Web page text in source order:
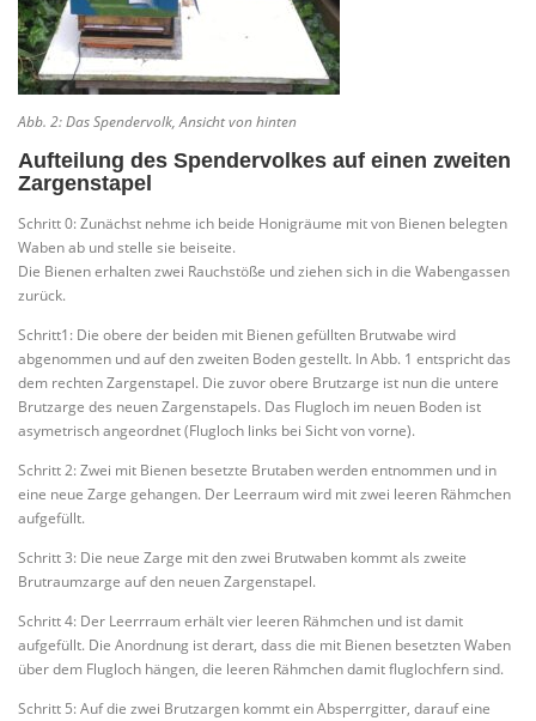
Abb. 2: Das Spendervolk, Ansicht von hinten
Aufteilung des Spendervolkes auf einen zweiten
Zargenstapel
Schritt 0: Zunächst nehme ich beide Honigräume mit von Bienen belegten
Waben ab und stelle sie beiseite.
Die Bienen erhalten zwei Rauchstöße und ziehen sich in die Wabengassen
zurück.
Schritt1: Die obere der beiden mit Bienen gefüllten Brutwabe wird
abgenommen und auf den zweiten Boden gestellt. In Abb. 1 entspricht das
dem rechten Zargenstapel. Die zuvor obere Brutzarge ist nun die untere
Brutzarge des neuen Zargenstapels. Das Flugloch im neuen Boden ist
asymetrisch angeordnet (Flugloch links bei Sicht von vorne).
Schritt 2: Zwei mit Bienen besetzte Brutaben werden entnommen und in
eine neue Zarge gehangen. Der Leerraum wird mit zwei leeren Rähmchen
aufgefüllt.
Schritt 3: Die neue Zarge mit den zwei Brutwaben kommt als zweite
Brutraumzarge auf den neuen Zargenstapel.
Schritt 4: Der Leerrraum erhält vier leeren Rähmchen und ist damit
aufgefüllt. Die Anordnung ist derart, dass die mit Bienen besetzten Waben
über dem Flugloch hängen, die leeren Rähmchen damit fluglochfern sind.
Schritt 5: Auf die zwei Brutzargen kommt ein Absperrgitter, darauf eine